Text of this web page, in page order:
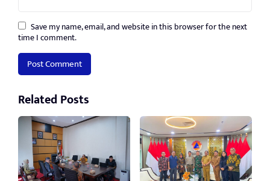
Save my name, email, and website in this browser for the next
time I comment.
Related Posts